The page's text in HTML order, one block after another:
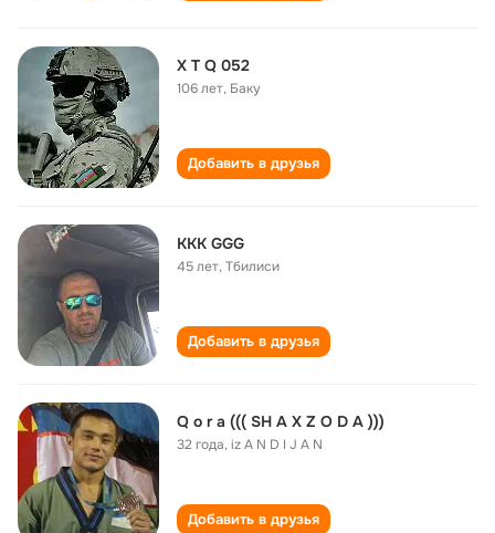
X T Q 052
106 лет, Баку
Добавить в друзья
КKK GGG
45 лет,Тбилиси
Добавить в друзья
Q о r a ((( SH A X Z O D A )))
32 года,iz A N D I J A N
Добавить в друзья